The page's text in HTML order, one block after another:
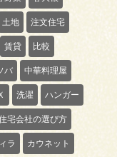
土地 注文住宅
賃貸 比較
バ 中華料理屋
洗濯 ハンガー
宅会社の選び方
ラ カウネット